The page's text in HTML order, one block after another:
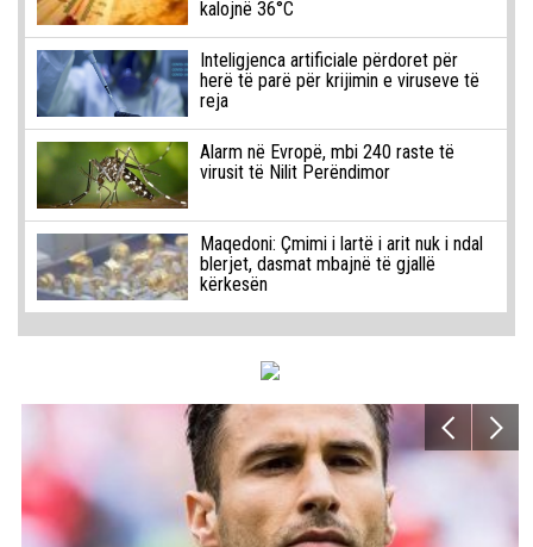
kalojnë 36°C
Inteligjenca artificiale përdoret për
herë të parë për krijimin e viruseve të
reja
Alarm në Evropë, mbi 240 raste të
virusit të Nilit Perëndimor
Maqedoni: Çmimi i lartë i arit nuk i ndal
blerjet, dasmat mbajnë të gjallë
kërkesën